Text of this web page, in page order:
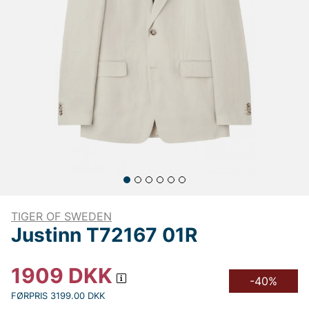
TIGER OF SWEDEN
Justinn T72167 01R
1909 DKK
FØRPRIS 3199.00 DKK
-40%